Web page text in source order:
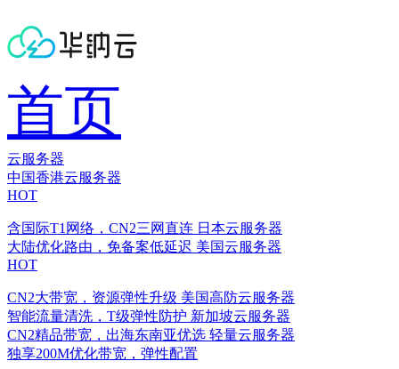
首页
云服务器
中国香港云服务器
HOT
含国际T1网络，CN2三网直连 日本云服务器
大陆优化路由，免备案低延迟 美国云服务器
HOT
CN2大带宽，资源弹性升级 美国高防云服务器
智能流量清洗，T级弹性防护 新加坡云服务器
CN2精品带宽，出海东南亚优选 轻量云服务器
独享200M优化带宽，弹性配置